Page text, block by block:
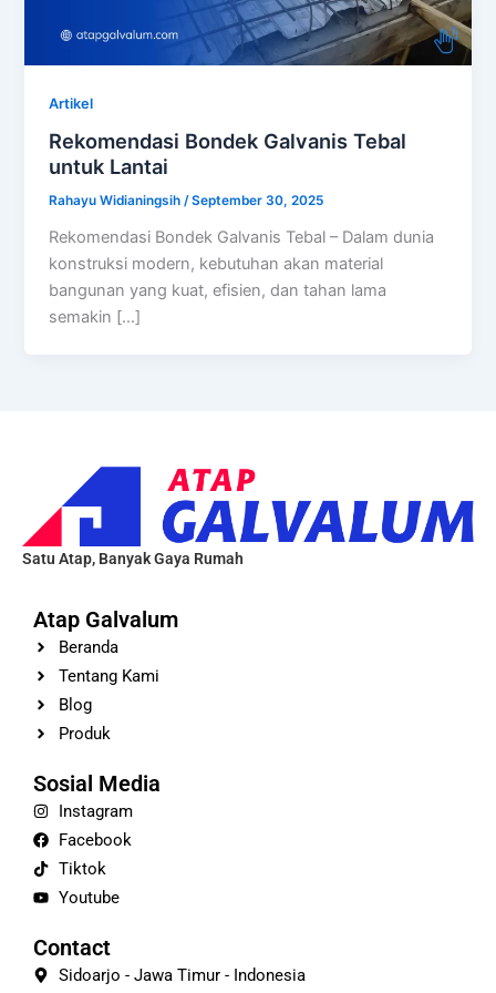
Artikel
Rekomendasi Bondek Galvanis Tebal
untuk Lantai
Rahayu Widianingsih/September 30, 2025
Rekomendasi Bondek Galvanis Tebal – Dalam dunia
konstruksi modern, kebutuhan akan material
bangunan yang kuat, efisien, dan tahan lama
semakin […]
Satu Atap, Banyak Gaya Rumah
Atap Galvalum
Beranda
Tentang Kami
Blog
Produk
Sosial Media
Instagram
Facebook
Tiktok
Youtube
Contact
Sidoarjo - Jawa Timur - Indonesia